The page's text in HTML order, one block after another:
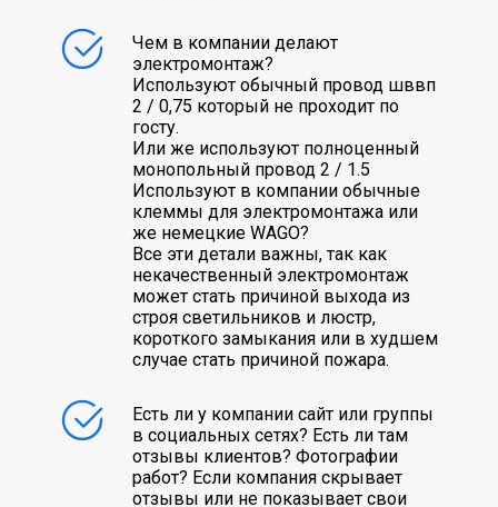
Чем в компании делают
электромонтаж?
Используют обычный провод шввп
2 / 0,75 который не проходит по
госту.
Или же используют полноценный
монопольный провод 2 / 1.5
Используют в компании обычные
клеммы для электромонтажа или
же немецкие WAGO?
Все эти детали важны, так как
некачественный электромонтаж
может стать причиной выхода из
строя светильников и люстр,
короткого замыкания или в худшем
случае стать причиной пожара.
Есть ли у компании сайт или группы
в социальных сетях? Есть ли там
отзывы клиентов? Фотографии
работ? Если компания скрывает
отзывы или не показывает свои